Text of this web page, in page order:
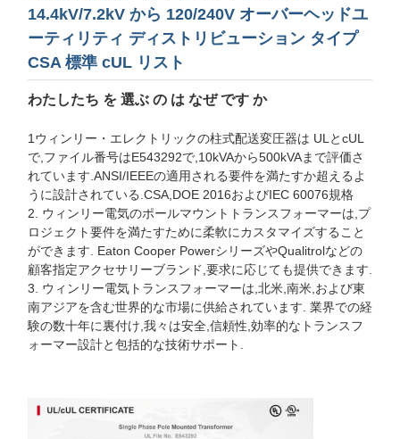
14.4kV/7.2kV から 120/240V オーバーヘッドユ
ーティリティ ディストリビューション タイプ
CSA 標準 cUL リスト
わたしたち を 選ぶ の は なぜ です か
1ウィンリー・エレクトリックの柱式配送変圧器は ULとcUL
で,ファイル番号はE543292で,10kVAから500kVAまで評価さ
れています.ANSI/IEEEの適用される要件を満たすか超えるよ
うに設計されている.CSA,DOE 2016およびIEC 60076規格
2. ウィンリー電気のポールマウントトランスフォーマーは,プ
ロジェクト要件を満たすために柔軟にカスタマイズすること
ができます. Eaton Cooper PowerシリーズやQualitrolなどの
顧客指定アクセサリーブランド,要求に応じても提供できます.
3. ウィンリー電気トランスフォーマーは,北米,南米,および東
南アジアを含む世界的な市場に供給されています. 業界での経
験の数十年に裏付け,我々は安全,信頼性,効率的なトランスフ
ォーマー設計と包括的な技術サポート.